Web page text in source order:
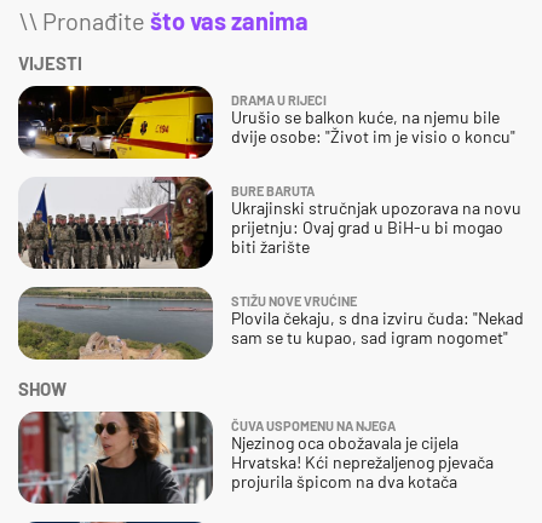
\\ Pronađite što vas zanima
VIJESTI
DRAMA U RIJECI
Urušio se balkon kuće, na njemu bile
dvije osobe: "Život im je visio o koncu"
BURE BARUTA
Ukrajinski stručnjak upozorava na novu
prijetnju: Ovaj grad u BiH-u bi mogao
biti žarište
STIŽU NOVE VRUĆINE
Plovila čekaju, s dna izviru čuda: "Nekad
sam se tu kupao, sad igram nogomet"
SHOW
ČUVA USPOMENU NA NJEGA
Njezinog oca obožavala je cijela
Hrvatska! Kći neprežaljenog pjevača
projurila špicom na dva kotača